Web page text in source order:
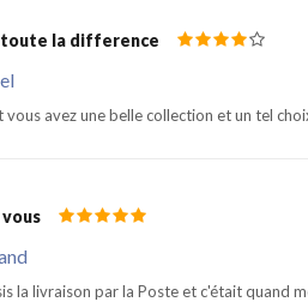
la difference
vous avez une belle collection et un tel
la livraison par la Poste et c'était quand